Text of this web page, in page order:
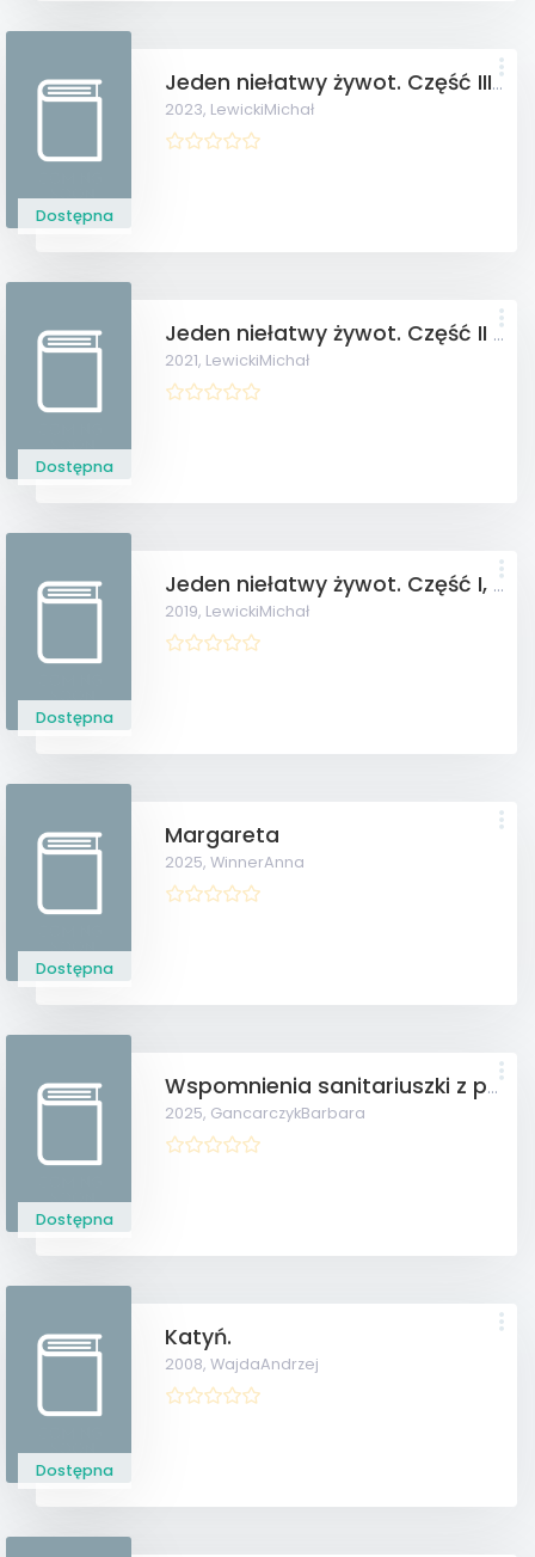
Dostępna
Jeden niełatwy żywot. Część III 1945-1968
2023, LewickiMichał
Dostępna
Jeden niełatwy żywot. Część II 1945-1968.
2021, LewickiMichał
Dostępna
Jeden niełatwy żywot. Część I, 1915-1945. Lwów Kraków Wrocław.
2019, LewickiMichał
Dostępna
Margareta
2025,WinnerAnna
Dostępna
Wspomnienia sanitariuszki z powstania warszawskiego.
2025, GancarczykBarbara
Dostępna
Katyń.
2008,WajdaAndrzej